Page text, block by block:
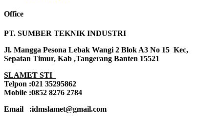
Office
PT. SUMBER TEKNIK INDUSTRI
Jl. Mangga Pesona Lebak Wangi 2 Blok A3 No 15 Kec,
Sepatan Timur, Kab ,Tangerang Banten 15521
SLAMET STI
Telpon :021 35295862
Mobile :0852 8276 2784
Email :idmslamet@gmail.com